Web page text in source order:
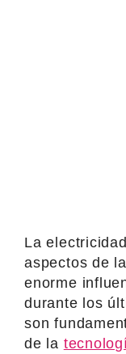
La
aspectos de
enorme
durante los
son
de la